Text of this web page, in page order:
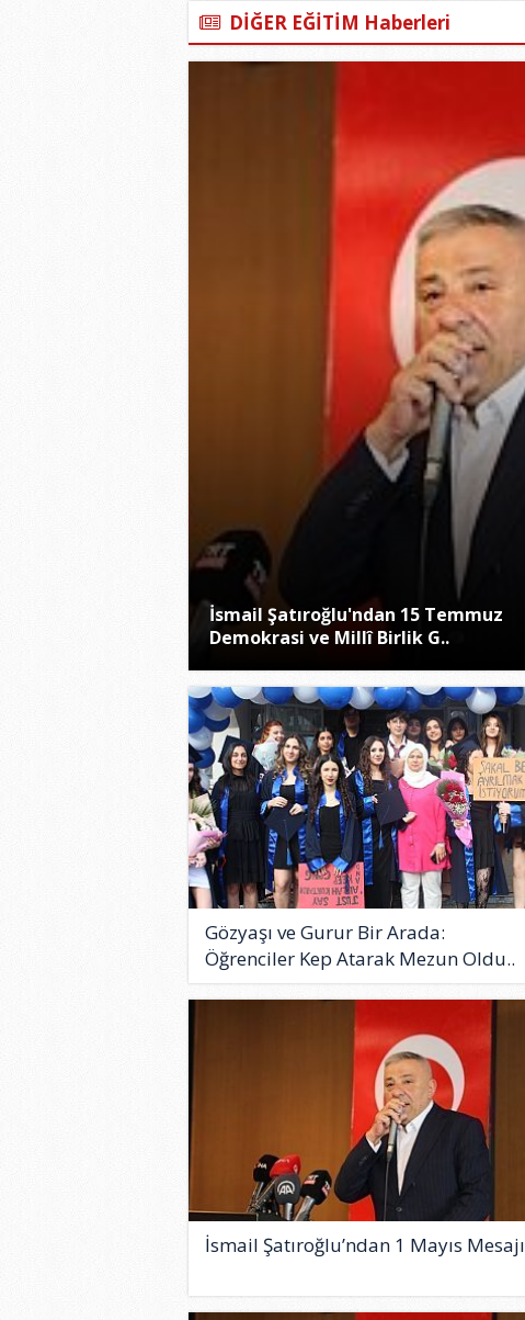
DİĞER EĞİTİM Haberleri
İsmail Şatıroğlu'ndan 15 Temmuz
Demokrasi ve Millî Birlik G..
Gözyaşı ve Gurur Bir Arada:
Öğrenciler Kep Atarak Mezun Oldu..
İsmail Şatıroğlu’ndan 1 Mayıs Mesajı